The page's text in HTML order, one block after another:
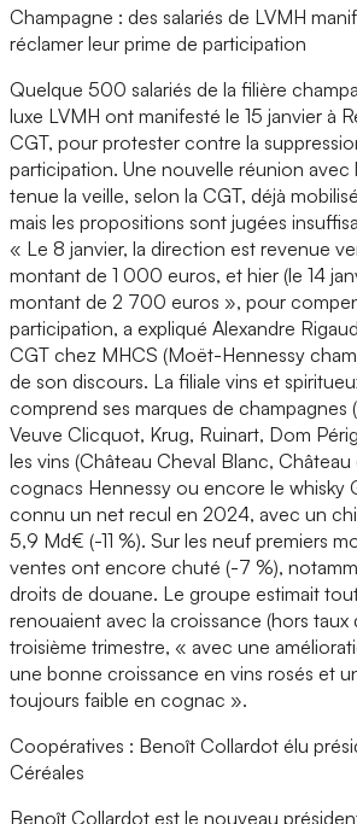
Champagne : des salariés de LVMH
réclamer leur prime de participation
Quelque 500 salariés de la filière
luxe LVMH ont manifesté le 15 janvier à
CGT, pour protester contre la
participation. Une nouvelle réunion avec
tenue la veille, selon la CGT, déjà
mais les propositions sont jugées
« Le 8 janvier, la direction est revenue
montant de 1 000 euros, et hier (le 14
montant de 2 700 euros », pour
participation, a expliqué Alexandre
CGT chez MHCS (Moët-Hennessy
de son discours. La filiale vins et
comprend ses marques de
Veuve Clicquot, Krug, Ruinart, Dom
les vins (Château Cheval Blanc, Château
cognacs Hennessy ou encore le whisky
connu un net recul en 2024, avec un
5,9 Md€ (-11 %). Sur les neuf premiers
ventes ont encore chuté (-7 %),
droits de douane. Le groupe estimait
renouaient avec la croissance (hors taux
troisième trimestre, « avec une
une bonne croissance en vins rosés et
toujours faible en cognac ».
Coopératives : Benoît Collardot élu
Céréales
Benoît Collardot est le nouveau